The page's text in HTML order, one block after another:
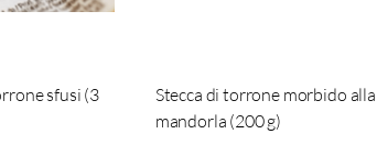
sfusi (3
Stecca di torrone morbido alla
mandorla (200 g)